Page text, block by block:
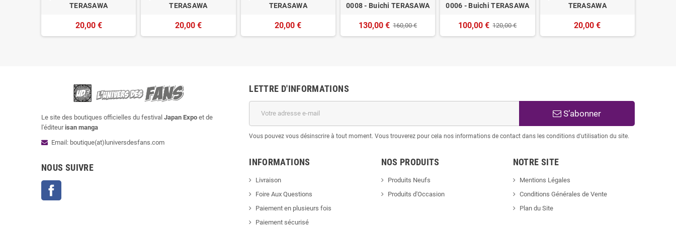
TERASAWA
20,00 €
TERASAWA
20,00 €
TERASAWA
20,00 €
0008 - Buichi TERASAWA
130,00 € 160,00 €
0006 - Buichi TERASAWA
100,00 € 120,00 €
TERASAWA
20,00 €
Le site des boutiques officielles du festival Japan Expo et de
l'éditeurisan manga
Email: boutique(at)luniversdesfans.com
NOUS SUIVRE
LETTRE D'INFORMATIONS
S’abonner
Vous pouvez vous désinscrire à tout moment. Vous trouverez pour cela nos informations de contact dans les conditions d'utilisation du site.
INFORMATIONS
Livraison
Foire Aux Questions
Paiement en plusieurs fois
Paiement sécurisé
NOS PRODUITS
Produits Neufs
Produits d'Occasion
NOTRE SITE
Mentions Légales
Conditions Générales de Vente
Plan du Site